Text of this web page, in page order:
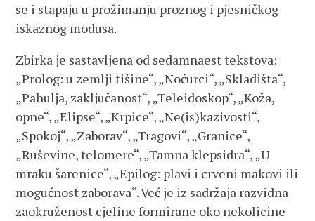
se i stapaju u prožimanju proznog i pjesničkog
iskaznog modusa.
Zbirka je sastavljena od sedamnaest tekstova:
„Prolog: u zemlji tišine“, „Noćurci“, „Skladišta“,
„Pahulja, zaključanost“, „Teleidoskop“, „Koža,
opne“, „Elipse“, „Krpice“, „Ne(is)kazivosti“,
„Spokoj“, „Zaborav“, „Tragovi“, „Granice“,
„Ruševine, telomere“, „Tamna klepsidra“, „U
mraku šarenice“, „Epilog: plavi i crveni makovi ili
mogućnost zaborava“. Već je iz sadržaja razvidna
zaokruženost cjeline formirane oko nekolicine